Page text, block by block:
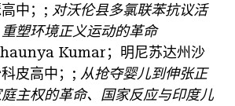
中；; 对沃伦县多氯联苯抗议活
塑环境正义运动的革命
Kumar；明尼苏达州沙
皮高中；; 从抢夺婴儿到伸张正
主权的革命、国家反应与印度儿